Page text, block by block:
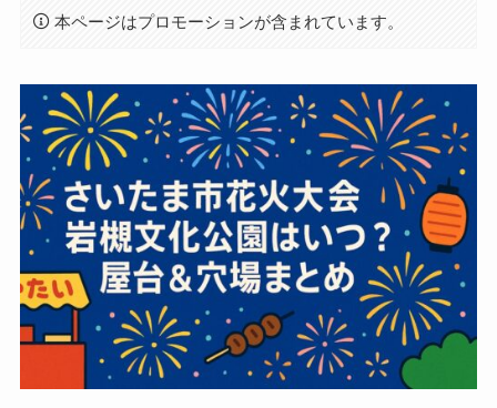
本ページはプロモーションが含まれています。